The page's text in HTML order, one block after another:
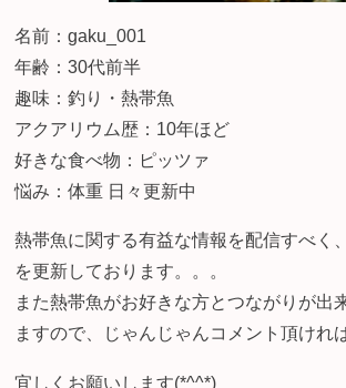
名前：gaku_001
年齢：30代前半
趣味：釣り・熱帯魚
アクアリウム歴：10年ほど
好きな食べ物：ピッツァ
悩み：体重 日々更新中
熱帯魚に関する有益な情報を配信すべく
を更新しております。。。
また熱帯魚がお好きな方とつながりが出
ますので、じゃんじゃんコメント頂けれ
宜しくお願いします(*^^*)